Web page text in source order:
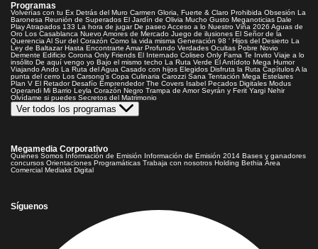
Programas
Volverías con tu Ex Detrás del Muro Carmen Gloria, Fuerte & Claro Prohibida Obsesión La
Baronesa Reunión de Superados El Jardín de Olivia Mucho Gusto Meganoticias Dale
PlayAtrapados 133 La hora de jugar De paseoAcceso a lo Nuestro Viña 2026 Aguas de
Oro Los Casablanca Nuevo Amores de Mercado Juego de ilusiones El Señor de la
Querencia Al Sur del Corazón Como la vida misma Generación 98 ' Hijos del Desierto La
Ley de Baltazar Hasta Encontrarte Amar Profundo Verdades Ocultas Pobre Novio
Demente Edificio Corona Only Friends El Internado Coliseo Only Fama Te Invito Viaje a lo
insólito De aquí vengo yo Bajo el mismo techo La Ruta Verde El Antídoto Mega Humor
Viajando Ando La Ruta del Agua Casado con hijos Elegidos Disfruta la Ruta CapítulosA la
punta del cerro Los Carsong's Copa Culinaria Carozzi Sana Tentación Mega Estelares
Plan V El Retador Desafío Emprendedor The Covers Isabel Pecados Digitales Modus
Operandi Mi Barrio Leyla Corazón Negro Trampa de Amor Seyrán y Ferit Yargi Nehir
Olvídame si puedes Secretos del Matrimonio
Ver todos los programas
Megamedia Corporativo
Quienes Somos Información de Emisión Información de Emisión 2014 Bases y ganadores
concursos Orientaciones Programáticas Trabaja con nosotros Holding Bethia Área
Comercial Mediakit Digital
Síguenos